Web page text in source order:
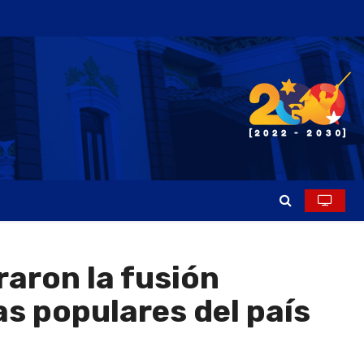
la fusión
populares del país